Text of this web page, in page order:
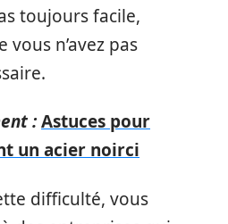
toujours facile,
n’avez pas
:Astuces pour
un acier noirci
difficulté, vous